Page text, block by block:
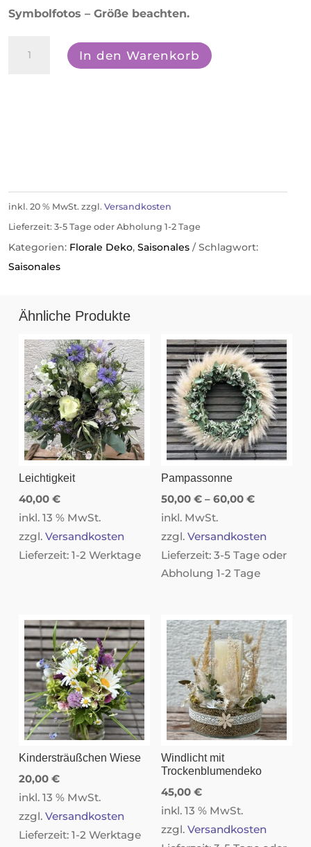
Symbolfotos – Größe beachten.
'Pampasmix'
In den Warenkorb
inkl. 20 % MwSt. zzgl. Versandkosten
Lieferzeit: 3-5 Tage oder Abholung 1-2 Tage
Kategorien: Florale Deko, Saisonales
Schlagwort:
Saisonales
Ähnliche Produkte
Leichtigkeit
40,00 €
inkl. 13 % MwSt.
zzgl. Versandkosten
Lieferzeit: 1-2 Werktage
Pampassonne
50,00 €– 60,00 €
inkl. MwSt.
zzgl. Versandkosten
Lieferzeit: 3-5 Tage oder
Abholung 1-2 Tage
Kindersträußchen Wiese
20,00 €
inkl. 13 % MwSt.
zzgl. Versandkosten
Lieferzeit: 1-2 Werktage
Windlicht mit
Trockenblumendeko
45,00 €
inkl. 13 % MwSt.
zzgl. Versandkosten